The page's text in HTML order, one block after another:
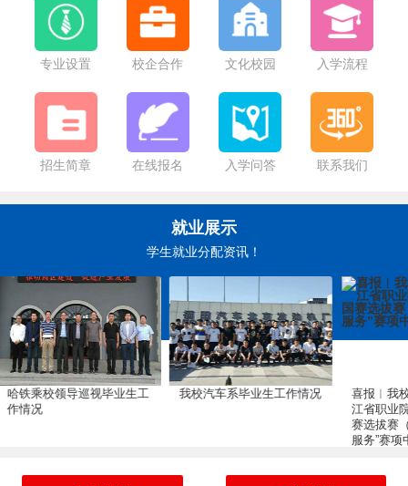
专业设置 校企合作 文化校园 入学流程
招生简章 在线报名 入学问答 联系我们
就业展示
学生就业分配资讯！
我校汽车系毕业生工作情况
喜报︱我校在2024年黑龙
在中海
生